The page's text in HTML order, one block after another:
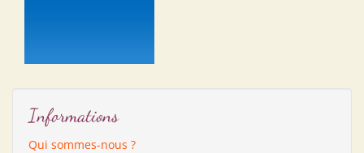
Informations
Qui sommes-nous ?